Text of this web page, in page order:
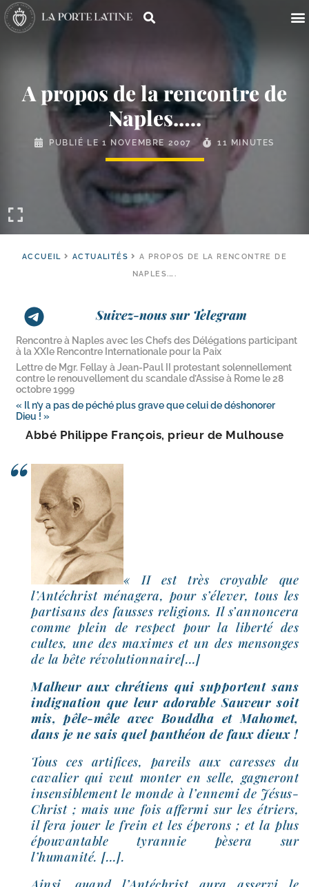
A propos de la rencontre de
Naples.….
PUBLIÉ LE 1 NOVEMBRE 2007 11 MINUTES
ACCUEIL ACTUALITÉS
A PROPOS DE LA RENCONTRE DE
NAPLES.….
Suivez-nous sur Telegram
Rencontre à Naples avec les Chefs des Délégations participant
à la XXIe Rencontre Internationale pour la Paix
Lettre de Mgr. Fellay à Jean-​Paul II protestant solennellement
contre le renouvellement du scandale d’Assise à Rome le 28
octobre 1999
« Il n’y a pas de péché plus grave que celui de déshonorer
Dieu ! »
Abbé Philippe François, prieur de Mulhouse
« II est très croyable que
l’Antéchrist ména­ge­ra, pour s’é­le­ver, tous les
par­ti­sans des fausses reli­gions. Il s’an­non­ce­ra
comme plein de res­pect pour la liber­té des
cultes, une des maximes et un des men­songes
de la bête révolutionnaire[…]
Malheur aux chré­tiens qui sup­portent sans
indi­gna­tion que leur ado­rable Sauveur soit
mis, pêle-​mêle avec Bouddha et Mahomet,
dans je ne sais quel pan­théon de faux dieux !
Tous ces arti­fices, pareils aux caresses du
cava­lier qui veut mon­ter en selle, gagne­ront
insen­si­ble­ment le monde à l’en­ne­mi de Jésus-​
Christ ; mais une fois affer­mi sur les étriers,
il fera jouer le frein et les épe­rons ; et la plus
épou­van­table tyran­nie pèse­ra sur
l’humanité. […].